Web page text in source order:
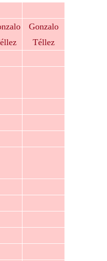
Gonzalo
Téllez